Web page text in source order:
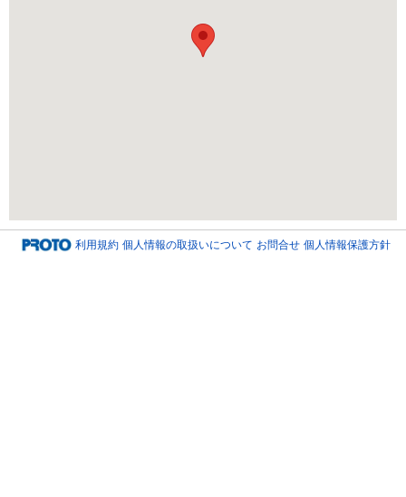
利用規約 個人情報の取扱いについて お問合せ 個人情報保護方針